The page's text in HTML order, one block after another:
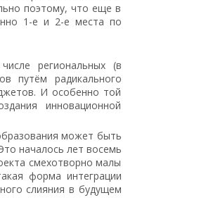
поэтому, что еще в
1-е и 2-е места по
региональных (в
путём радикального
И особенно той
инновационной
может быть
началось лет восемь
смехотворно малы
форма интеграции
слияния в будущем